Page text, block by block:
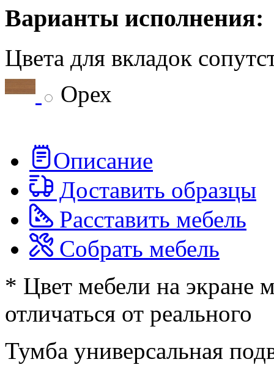
Варианты исполнения:
Цвета для вкладок
Орех
Описание
Доставить образцы
Расставить мебель
Собрать мебель
* Цвет мебели на экране
отличаться от реального
Тумба универсальная